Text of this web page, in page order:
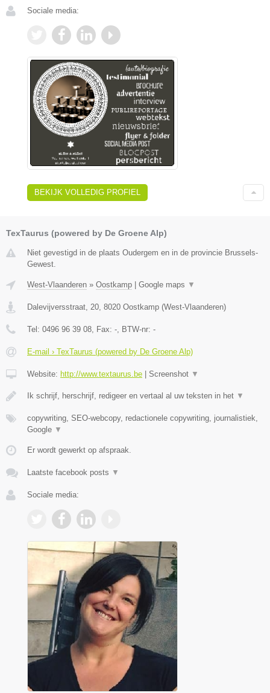
Sociale media:
BEKIJK VOLLEDIG PROFIEL
TexTaurus (powered by De Groene Alp)
Niet gevestigd in de plaats Oudergem en in de provincie Brussels-
Gewest.
West-Vlaanderen » Oostkamp Google maps ▼
Dalevijversstraat, 20, 8020 Oostkamp (West-Vlaanderen)
Tel: 0496 96 39 08, Fax: -, BTW-nr: -
E-mail › TexTaurus (powered by De Groene Alp)
Website: http://www.textaurus.be Screenshot ▼
Ik schrijf, herschrijf, redigeer en vertaal al uw teksten in het ▼
copywriting, SEO-webcopy, redactionele copywriting, journalistiek,
Google ▼
Er wordt gewerkt op afspraak.
Laatste facebook posts ▼
Sociale media: